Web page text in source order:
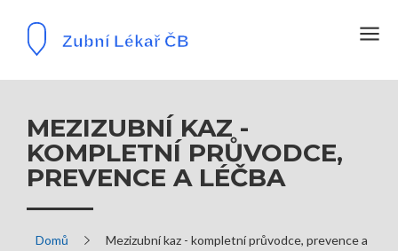
MEZIZUBNÍ KAZ -
KOMPLETNÍ PRŮVODCE,
PREVENCE A LÉČBA
Domů
Mezizubní kaz - kompletní průvodce, prevence a